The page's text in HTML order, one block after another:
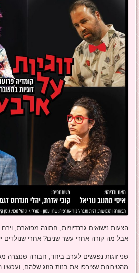
הצעות נישואים גרנדיוזיות, חתונה מפוארת,
אבל מה קורה אחרי עשר שנים? אחרי שנולדים
שני זוגות נפגשים לערב ביחד, חבורה שנוצרה
מהטירונות שצירפו את בנות הזוג שלהם,